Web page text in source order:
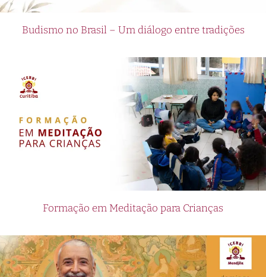
Budismo no Brasil – Um diálogo entre tradições
Formação em Meditação para Crianças